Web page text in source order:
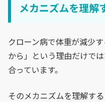
メカニズムを理解
クローン病で体重が減少
から」という理由だけで
合っています。
そのメカニズムを理解す